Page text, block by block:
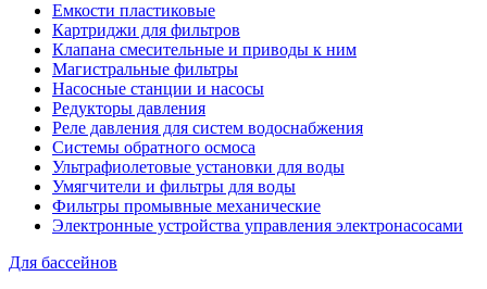
Емкости пластиковые
Картриджи для фильтров
Клапана смесительные и приводы к ним
Магистральные фильтры
Насосные станции и насосы
Редукторы давления
Реле давления для систем водоснабжения
Системы обратного осмоса
Ультрафиолетовые установки для воды
Умягчители и фильтры для воды
Фильтры промывные механические
Электронные устройства управления электронасосами
Для бассейнов